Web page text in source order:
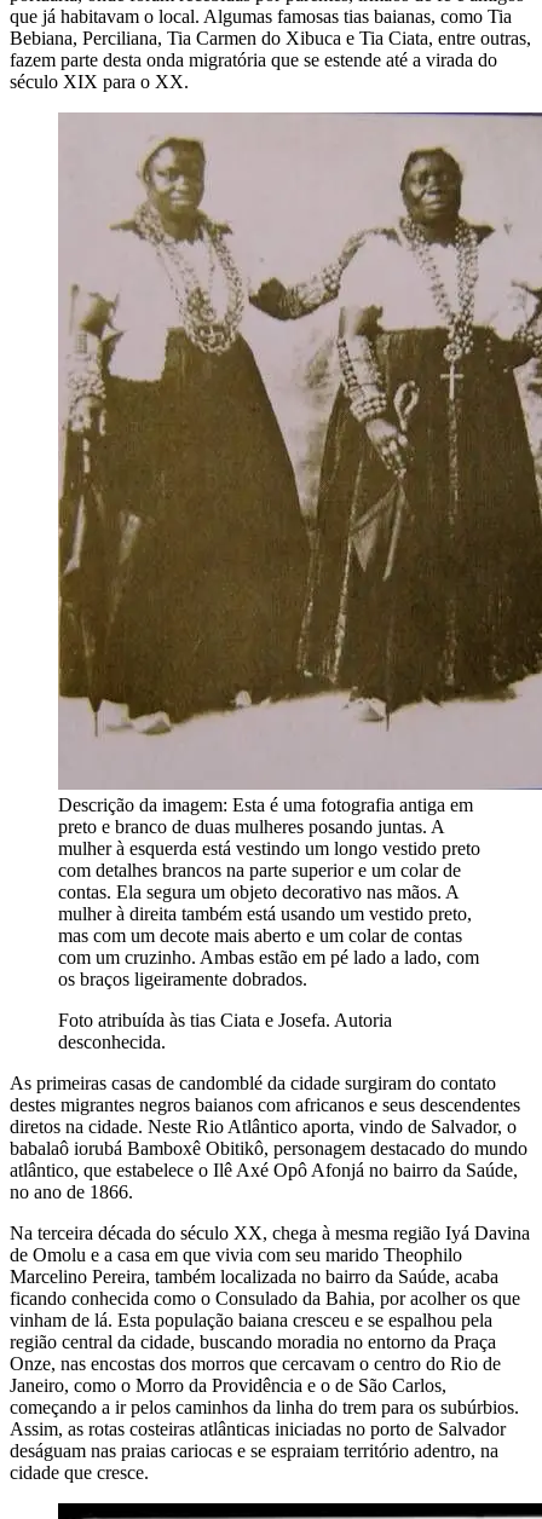
que já habitavam o local. Algumas famosas tias baianas, como Tia
Bebiana, Perciliana, Tia Carmen do Xibuca e Tia Ciata, entre outras,
fazem parte desta onda migratória que se estende até a virada do
século XIX para o XX.
Descrição da imagem: Esta é uma fotografia antiga em
preto e branco de duas mulheres posando juntas. A
mulher à esquerda está vestindo um longo vestido preto
com detalhes brancos na parte superior e um colar de
contas. Ela segura um objeto decorativo nas mãos. A
mulher à direita também está usando um vestido preto,
mas com um decote mais aberto e um colar de contas
com um cruzinho. Ambas estão em pé lado a lado, com
os braços ligeiramente dobrados.
Foto atribuída às tias Ciata e Josefa. Autoria
desconhecida.
As primeiras casas de candomblé da cidade surgiram do contato
destes migrantes negros baianos com africanos e seus descendentes
diretos na cidade. Neste Rio Atlântico aporta, vindo de Salvador, o
babalaô iorubá Bamboxê Obitikô, personagem destacado do mundo
atlântico, que estabelece o Ilê Axé Opô Afonjá no bairro da Saúde,
no ano de 1866.
Na terceira década do século XX, chega à mesma região Iyá Davina
de Omolu e a casa em que vivia com seu marido Theophilo
Marcelino Pereira, também localizada no bairro da Saúde, acaba
ficando conhecida como o Consulado da Bahia, por acolher os que
vinham de lá. Esta população baiana cresceu e se espalhou pela
região central da cidade, buscando moradia no entorno da Praça
Onze, nas encostas dos morros que cercavam o centro do Rio de
Janeiro, como o Morro da Providência e o de São Carlos,
começando a ir pelos caminhos da linha do trem para os subúrbios.
Assim, as rotas costeiras atlânticas iniciadas no porto de Salvador
deságuam nas praias cariocas e se espraiam território adentro, na
cidade que cresce.